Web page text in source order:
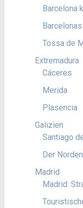
Barcelona
Tossa de
Extremadura
Cáceres
Merida
Plasencia
Galizien
Santiago
Der
Madrid
Madrid: